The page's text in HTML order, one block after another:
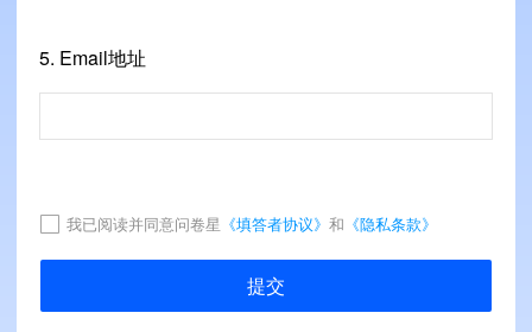
5. Email地址
我已阅读并同意问卷星 《填答者协议》 和 《隐私条款》
提交